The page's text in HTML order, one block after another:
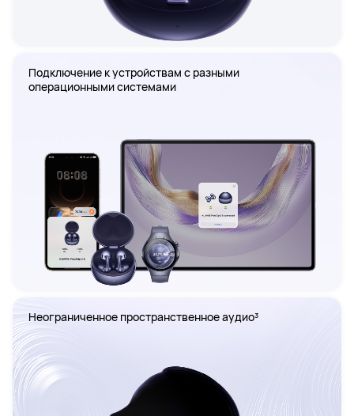
Подключение к устройствам с разными
операционными системами
Неограниченное пространственное аудио³